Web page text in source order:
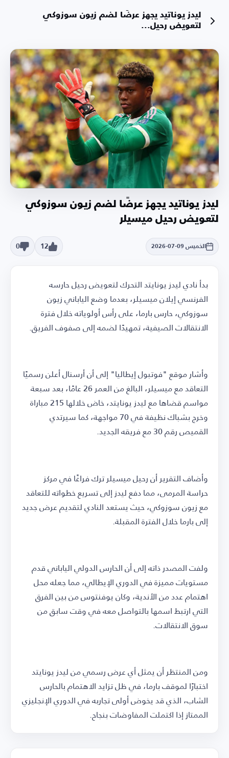
ليدز يوناتيد يجهز عرضًا لضم زيون سوزوكي
لتعويض رحيل...
ليدز يوناتيد يجهز عرضًا لضم زيون سوزوكي
لتعويض رحيل ميسيلر
الخميس 09-07-2026 12
0
بدأ نادي ليدز يونايتد التحرك لتعويض رحيل حارسه
الفرنسي إيلان ميسيلر، بعدما وضع الياباني زيون
سوزوكي، حارس بارما، على رأس أولوياته خلال فترة
الانتقالات الصيفية، تمهيدًا لضمه إلى صفوف الفريق.
وأشار موقع "فوتبول إيطاليا" إلى أن أرسنال أعلن رسميًا
التعاقد مع ميسيلر، البالغ من العمر 26 عامًا، بعد سبعة
مواسم قضاها مع ليدز يونايتد، خاض خلالها 215 مباراة
وخرج بشباك نظيفة في 70 مواجهة، كما سيرتدي
القميص رقم 30 مع فريقه الجديد.
وأضاف التقرير أن رحيل ميسيلر ترك فراغًا في مركز
حراسة المرمى، مما دفع ليدز إلى تسريع خطواته للتعاقد
مع زيون سوزوكي، حيث يستعد النادي لتقديم عرض جديد
إلى بارما خلال الفترة المقبلة.
ولفت المصدر ذاته إلى أن الحارس الدولي الياباني قدم
مستويات مميزة في الدوري الإيطالي، مما جعله محل
اهتمام عدد من الأندية، وكان يوفنتوس من بين الفرق
التي ارتبط اسمها بالتواصل معه في وقت سابق من
سوق الانتقالات.
ومن المنتظر أن يمثل أي عرض رسمي من ليدز يونايتد
اختبارًا لموقف بارما، في ظل تزايد الاهتمام بالحارس
الشاب، الذي قد يخوض أولى تجاربه في الدوري الإنجليزي
الممتاز إذا اكتملت المفاوضات بنجاح.